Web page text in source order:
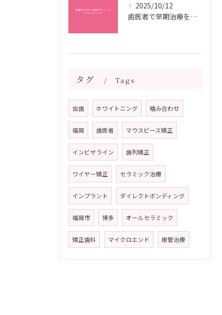
2025/10/12
歯医者で早期治療を受けるメリットと虫歯悪化を防ぐ最短ステップ
タグ Tags
虫歯 ホワイトニング 噛み合わせ
福岡 歯医者 マウスピース矯正
インビザライン 歯列矯正
ワイヤー矯正 セラミック治療
インプラント ダイレクトボンディング
福岡市 博多 オールセラミック
矯正歯科 マイクロエンド 根管治療